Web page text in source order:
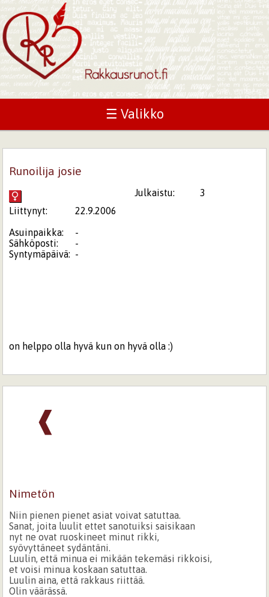
☰ Valikko
Runoilija josie
Julkaistu:
3
Liittynyt:
22.9.2006
Asuinpaikka:
-
Sähköposti:
-
Syntymäpäivä: -
on helppo olla hyvä kun on hyvä olla :)
❰
Nimetön
Niin pienen pienet asiat voivat satuttaa.
Sanat, joita luulit ettet sanotuiksi saisikaan
nyt ne ovat ruoskineet minut rikki,
syövyttäneet sydäntäni.
Luulin, että minua ei mikään tekemäsi rikkoisi,
et voisi minua koskaan satuttaa.
Luulin aina, että rakkaus riittää.
Olin väärässä.